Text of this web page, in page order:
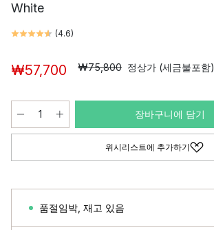
White
(4.6)
₩57,700 ₩75,800 정상가 (세금불포함)
장바구니에 담기
위시리스트에 추가하기
품절임박 재고 있음